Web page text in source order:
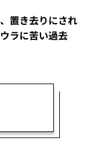
置き去りにされ
ラに苦い過去